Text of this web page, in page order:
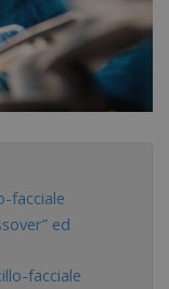
facciale
ed
facciale